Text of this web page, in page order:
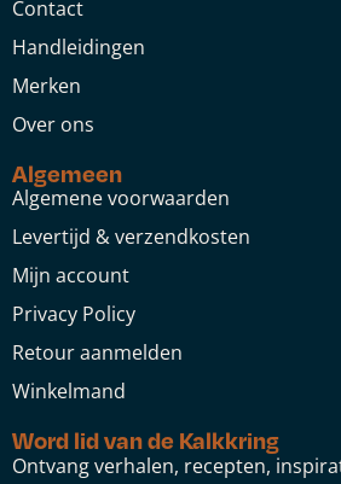
Contact
Handleidingen
Merken
Over ons
Algemeen
Algemene voorwaarden
Levertijd & verzendkosten
Mijn account
Privacy Policy
Retour aanmelden
Winkelmand
Word lid van de Kalkkring
Ontvang verhalen, recepten,